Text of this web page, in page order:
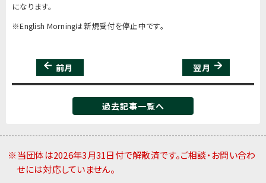
になります。
※English Morningは新規受付を停止中です。
前月 翌月
過去記事一覧へ
※当団体は2026年3月31日付で解散済です。ご相談・お問い合わ
せには対応していません。